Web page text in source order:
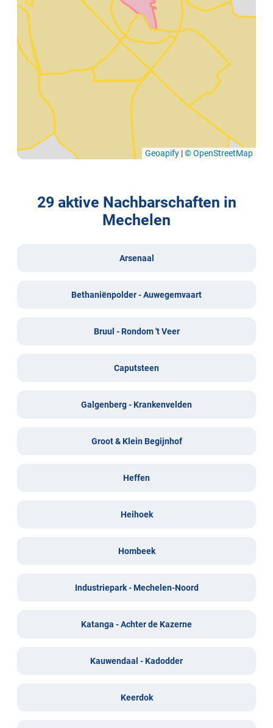
Geoapify |© OpenStreetMap
29 aktive Nachbarschaften in
Mechelen
Arsenaal
Bethaniënpolder - Auwegemvaart
Bruul - Rondom 't Veer
Caputsteen
Galgenberg - Krankenvelden
Groot & Klein Begijnhof
Heffen
Heihoek
Hombeek
Industriepark - Mechelen-Noord
Katanga - Achter de Kazerne
Kauwendaal - Kadodder
Keerdok